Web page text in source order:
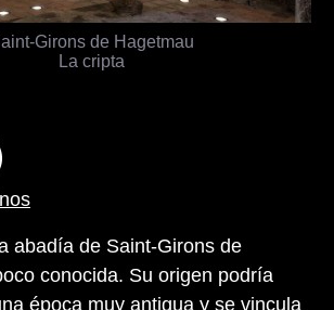
Girons de Hagetmau
La cripta
abadía de Saint-Girons de
conocida. Su origen podría
época muy antigua y se vincula